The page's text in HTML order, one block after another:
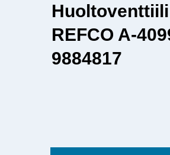
REFCO A-
9884817